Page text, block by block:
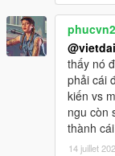
thấy nó
phải cái
kiến vs
ngu còn
thành
14 juillet